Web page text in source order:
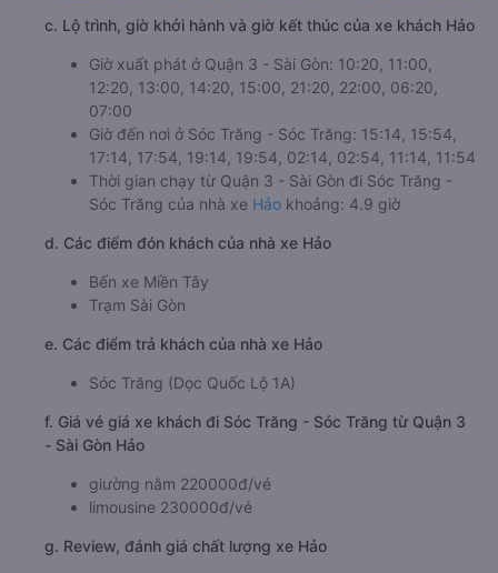
c. Lộ trình, giờ khởi hành và giờ kết thúc của xe khách Hảo
Giờ xuất phát ở Quận 3 - Sài Gòn: 10:20, 11:00,
12:20, 13:00, 14:20, 15:00, 21:20, 22:00, 06:20,
07:00
Giờ đến nơi ở Sóc Trăng - Sóc Trăng: 15:14, 15:54,
17:14, 17:54, 19:14, 19:54, 02:14, 02:54, 11:14, 11:54
Thời gian chạy từ Quận 3 - Sài Gòn đi Sóc Trăng -
Sóc Trăng của nhà xe Hảo khoảng: 4.9 giờ
d. Các điểm đón khách của nhà xe Hảo
Bến xe Miền Tây
Trạm Sài Gòn
e. Các điểm trả khách của nhà xe Hảo
Sóc Trăng (Dọc Quốc Lộ 1A)
f. Giá vé giá xe khách đi Sóc Trăng - Sóc Trăng từ Quận 3
- Sài Gòn Hảo
giường nằm 220000đ/vé
limousine 230000đ/vé
g. Review, đánh giá chất lượng xe Hảo